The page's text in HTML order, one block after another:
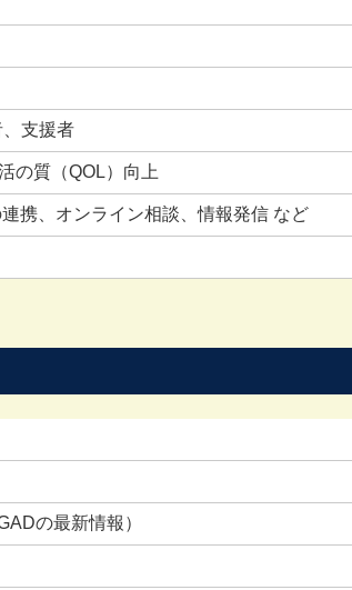
支援者
の質（QOL）向上
携、オンライン相談、情報発信 など
の最新情報）